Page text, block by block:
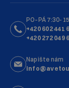
PO–PÁ 7:30-
+420 602 441
+420 272 049
Napište nám